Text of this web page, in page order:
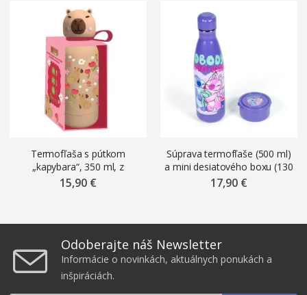
Termofľaša s pútkom
„kapybara“, 350 ml, z
nehrdzavejúcej ocele
15,90 €
Súprava termofľaše (500 ml)
a mini desiatového boxu (130
ml) „Stitch & Angel“
17,90 €
Odoberajte náš Newsletter
Informácie o novinkách, aktuálnych ponukách a
inšpiráciách.